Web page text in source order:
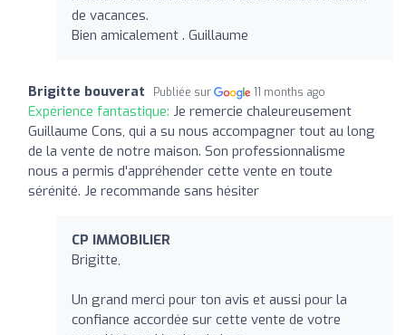
de vacances.
Bien amicalement . Guillaume
Brigitte bouverat Publiée sur 11 months ago
Expérience fantastique: Je remercie chaleureusement
Guillaume Cons, qui a su nous accompagner tout au long
de la vente de notre maison. Son professionnalisme
nous a permis d'appréhender cette vente en toute
sérénité. Je recommande sans hésiter
CP IMMOBILIER
Brigitte,
Un grand merci pour ton avis et aussi pour la
confiance accordée sur cette vente de votre